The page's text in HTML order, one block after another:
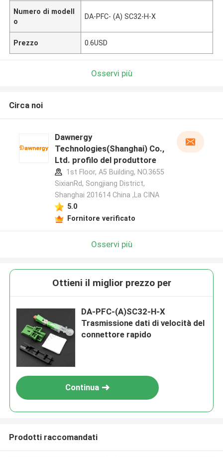
Numero di modell
o
DA-PFC- (A) SC32-H-X
Prezzo 0.6USD
Osservi più
Circa noi
Dawnergy
Technologies(Shanghai) Co.,
Ltd. profilo del produttore
1st Floor, A5 Building, NO.3655
SixianRd, Songjiang District,
Shanghai 201614 China ,La CINA
5.0
Fornitore verificato
Osservi più
Ottieni il miglior prezzo per
DA-PFC-(A)SC32-H-X
Trasmissione dati di velocità del
connettore rapido
Continua
Prodotti raccomandati